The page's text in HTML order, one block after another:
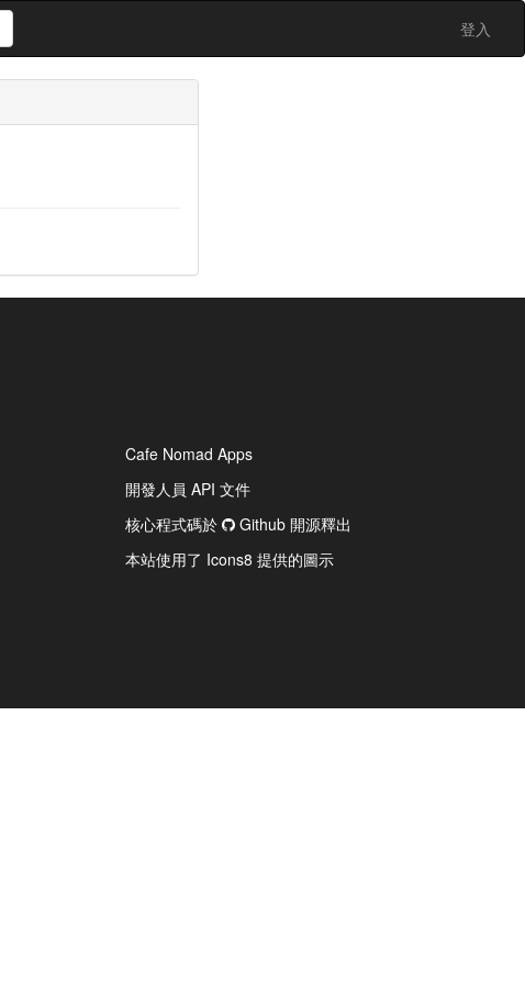
登入
Cafe Nomad Apps
開發人員 API 文件
核心程式碼於
Github 開源釋出
本站使用了 Icons8 提供的圖示